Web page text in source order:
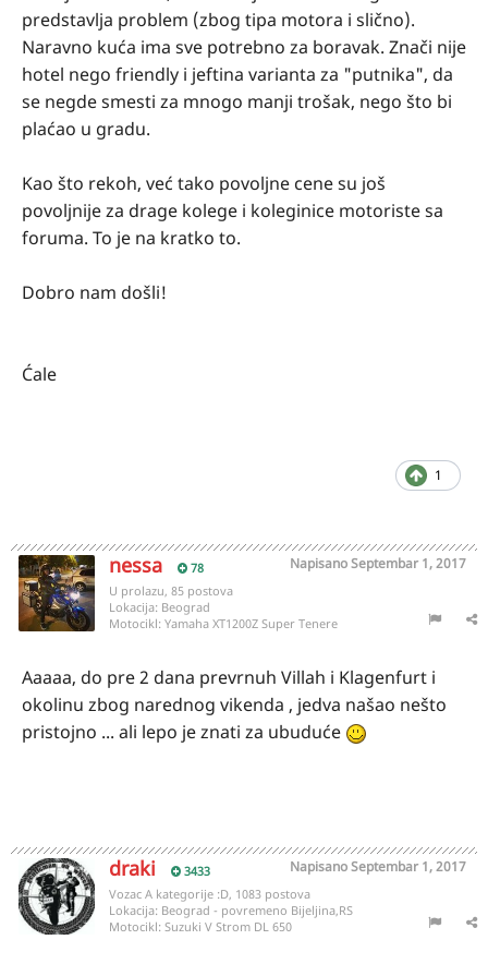
predstavlja problem (zbog tipa motora i slično).
Naravno kuća ima sve potrebno za boravak. Znači nije
hotel nego friendly i jeftina varianta za "putnika", da
se negde smesti za mnogo manji trošak, nego što bi
plaćao u gradu.
Kao što rekoh, već tako povoljne cene su još
povoljnije za drage kolege i koleginice motoriste sa
foruma. To je na kratko to.
Dobro nam došli!
Ćale
1
nessa 78 NapisanoSeptembar 1, 2017
U prolazu, 85 postova
Lokacija: Beograd
Motocikl: Yamaha XT1200Z Super Tenere
Aaaaa, do pre 2 dana prevrnuh Villah i Klagenfurt i
okolinu zbog narednog vikenda , jedva našao nešto
pristojno ... ali lepo je znati za ubuduće
draki 3433 NapisanoSeptembar 1, 2017
Vozac A kategorije :D, 1083 postova
Lokacija: Beograd - povremeno Bijeljina,RS
Motocikl: Suzuki V Strom DL 650